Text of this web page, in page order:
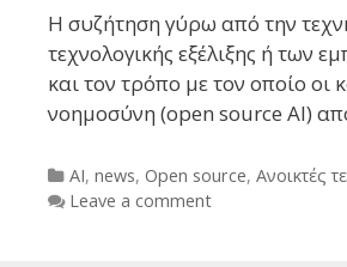
Η συζήτηση γύρω από την
τεχνολογικής εξέλιξης ή των
και τον τρόπο με τον οποίο
νοημοσύνη (open source AI)
Categories
AI, news, Open source, Ανοικτές
Leave a comment